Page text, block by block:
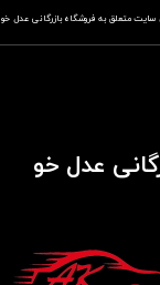
سایت متعلق به فروشگاهباز​​​​​​​رگانی عدل خو
عدل خو